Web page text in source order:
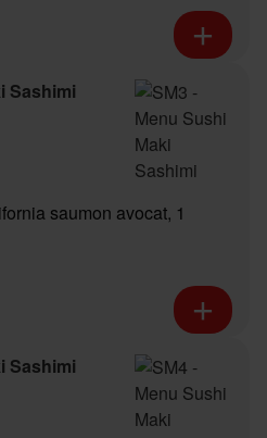
Sashimi
saumon avocat, 1
Sashimi